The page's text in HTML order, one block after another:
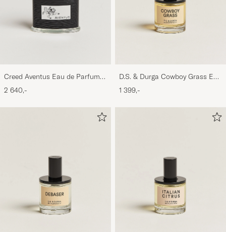
Creed Aventus Eau de Parfum
100ml
2 640,-
D.S. & Durga Cowboy Grass Eau
de Parfum 50ml
1 399,-